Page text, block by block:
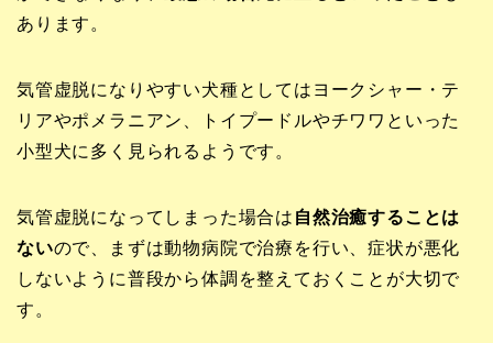
あります。
気管虚脱になりやすい犬種としてはヨークシャー・テ
リアやポメラニアン、トイプードルやチワワといった
小型犬に多く見られるようです。
気管虚脱になってしまった場合は 自然治癒することは
ないので、まずは動物病院で治療を行い、症状が悪化
しないように普段から体調を整えておくことが大切で
す。